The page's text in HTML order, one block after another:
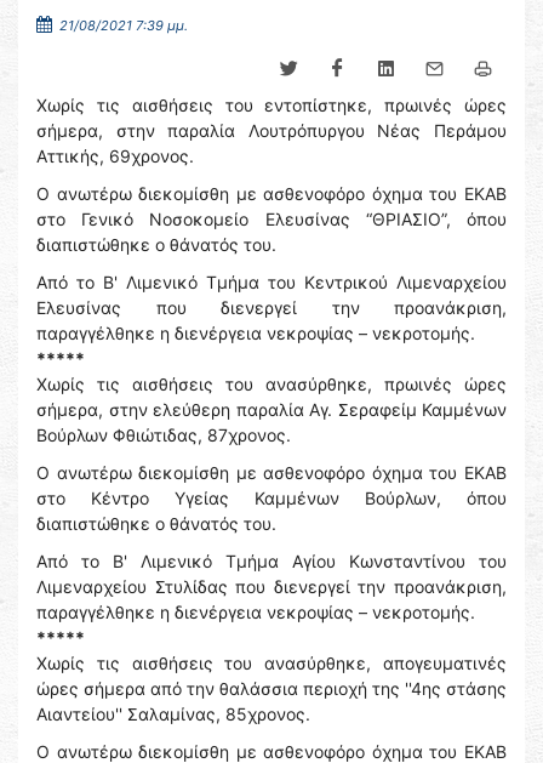
21/08/2021 7:39 μμ.
Χωρίς τις αισθήσεις του εντοπίστηκε, πρωινές ώρες
σήμερα, στην παραλία Λουτρόπυργου Νέας Περάμου
Αττικής, 69χρονος.
Ο ανωτέρω διεκομίσθη με ασθενοφόρο όχημα του ΕΚΑΒ
στο Γενικό Νοσοκομείο Ελευσίνας “ΘΡΙΑΣΙΟ”, όπου
διαπιστώθηκε ο θάνατός του.
Από το Β' Λιμενικό Τμήμα του Κεντρικού Λιμεναρχείου
Ελευσίνας που διενεργεί την προανάκριση,
παραγγέλθηκε η διενέργεια νεκροψίας – νεκροτομής.
*****
Χωρίς τις αισθήσεις του ανασύρθηκε, πρωινές ώρες
σήμερα, στην ελεύθερη παραλία Αγ. Σεραφείμ Καμμένων
Βούρλων Φθιώτιδας, 87χρονος.
Ο ανωτέρω διεκομίσθη με ασθενοφόρο όχημα του ΕΚΑΒ
στο Κέντρο Υγείας Καμμένων Βούρλων, όπου
διαπιστώθηκε ο θάνατός του.
Από το Β' Λιμενικό Τμήμα Αγίου Κωνσταντίνου του
Λιμεναρχείου Στυλίδας που διενεργεί την προανάκριση,
παραγγέλθηκε η διενέργεια νεκροψίας – νεκροτομής.
*****
Χωρίς τις αισθήσεις του ανασύρθηκε, απογευματινές
ώρες σήμερα από την θαλάσσια περιοχή της ''4ης στάσης
Αιαντείου'' Σαλαμίνας, 85χρονος.
Ο ανωτέρω διεκομίσθη με ασθενοφόρο όχημα του ΕΚΑΒ